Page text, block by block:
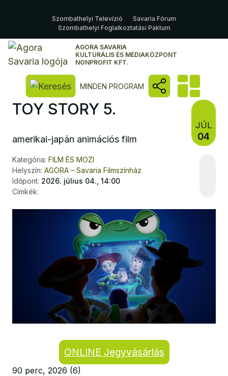
Szombathelyi Televízió
Savaria Fórum
Szombathelyi Foglalkoztatási Paktum
AGORA SAVARIA
KULTURÁLIS ÉS MÉDIAKÖZPONT
NONPROFIT KFT.
Kereső megnyitása
MINDEN PROGRAM
TOY STORY 5.
amerikai-japán animációs film
JÚL
04
Kategória: FILM ÉS MOZI
Helyszín: AGORA – Savaria Filmszínház
Időpont: 2026. július 04., 14:00
Címkék:
ONLINE Jegyvásárlás
90 perc, 2026 (6)